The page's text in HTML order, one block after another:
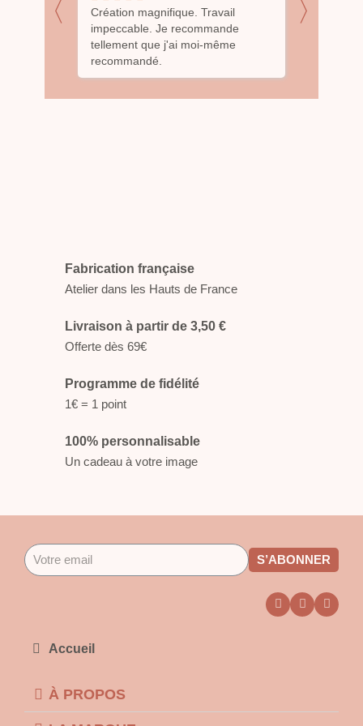
〈
Création magnifique. Travail
impeccable. Je recommande
tellement que j'ai moi-même
recommandé.
〉
Fabrication française
Atelier dans les Hauts de France
Livraison à partir de 3,50 €
Offerte dès 69€
Programme de fidélité
1€ = 1 point
100% personnalisable
Un cadeau à votre image
S’ABONNER
Accueil
À PROPOS